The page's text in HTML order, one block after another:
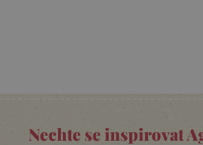
Nechte se inspirovat